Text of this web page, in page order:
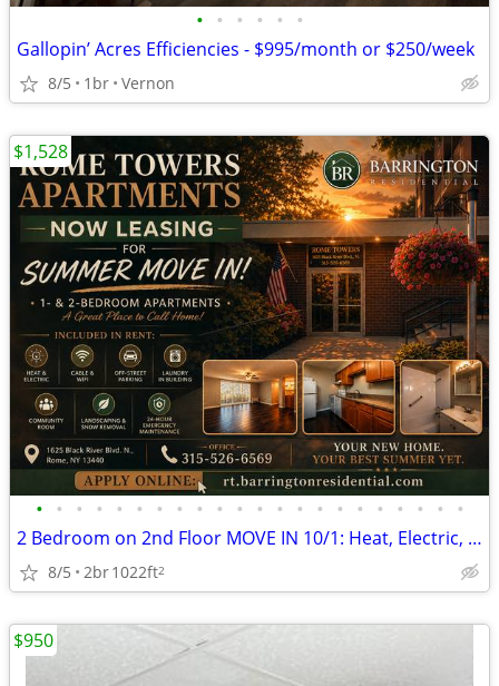
• • • • • •
Gallopin’ Acres Efficiencies - $995/month or $250/week
8/5 1br Vernon
• • • • • • • • • • • • • • • • • • • • • •
2 Bedroom on 2nd Floor MOVE IN 10/1: Heat, Electric, Cable & WiFi Incl
8/5 2br1022ft2
$1,528
$950